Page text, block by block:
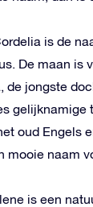
is de
De maan is
de jongste
gelijknamige
oud Engels
mooie naam
is een